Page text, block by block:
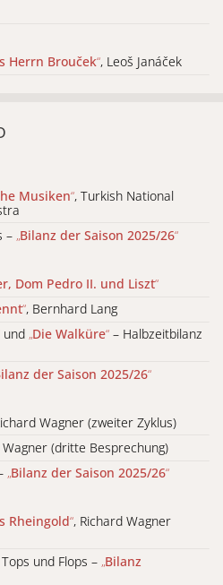
Herrn Brouček“, Leoš Janáček
Musiken“, Turkish National
– „Bilanz der Saison 2025/26“
Dom Pedro II. und Liszt“
“, Bernhard Lang
und „Die Walküre“ – Halbzeitbilanz
der Saison 2025/26“
Wagner (zweiter Zyklus)
Wagner (dritte Besprechung)
„Bilanz der Saison 2025/26“
Rheingold“, Richard Wagner
und Flops – „Bilanz